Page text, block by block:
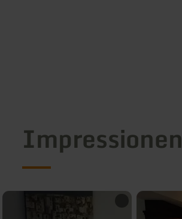
Impressionen